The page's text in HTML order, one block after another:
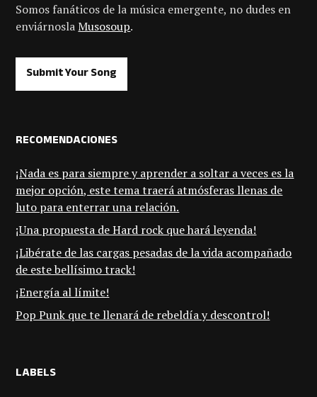
Somos fanáticos de la música emergente, no dudes en
enviárnoslaMusosoup.
Submit Your Song
RECOMENDACIONES
¡Nada es para siempre y aprender a soltar a veces es la
mejor opción, este tema traerá atmósferas llenas de
luto para enterrar una relación.
¡Una propuesta de Hard rock que hará leyenda!
¡Libérate de las cargas pesadas de la vida acompañado
de este bellísimo track!
¡Energía al límite!
Pop Punk que te llenará de rebeldía y descontrol!
LABELS